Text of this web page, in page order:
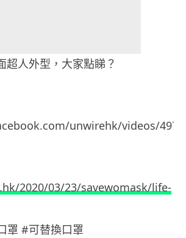
超人外型，大家點睇？
unwirehk/videos/
2020/03/23/savewomask/life-
罩 #可替換口罩